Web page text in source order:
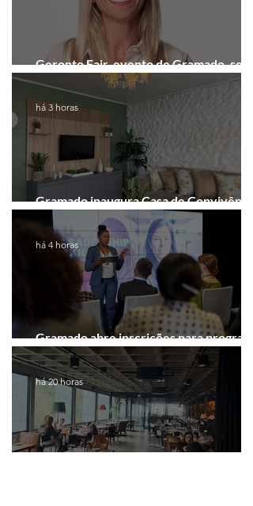
Geronto Fair, evento de Gramado, será
realizada em formato digital
Gramado inaugura Casa de Convivência
dedicada às mulheres
há 3 horas
Gramado abre inscrições para programa
gratuito de inovação
há 4 horas
há 20 horas